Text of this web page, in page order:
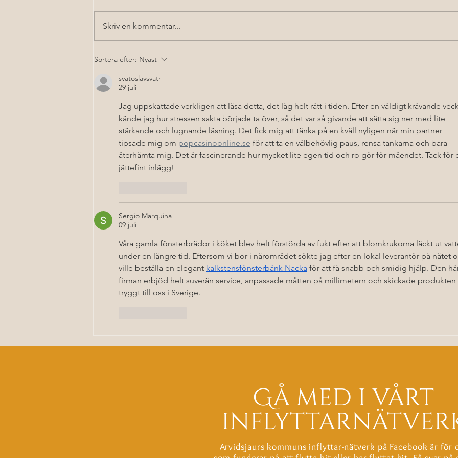
The holiday special
Skriv en kommentar...
Sortera efter: Nyast
svatoslavsvatr
29 juli
Jag uppskattade verkligen att läsa detta, det låg helt rätt i tiden. Efter en väldigt krävande
kände jag hur stressen sakta började ta över, så det var så givande att sätta sig ner med lite
stärkande och lugnande läsning. Det fick mig att tänka på en kväll nyligen när min partner
tipsade mig om popcasinoonline.se för att ta en välbehövlig paus, rensa tankarna och bara
återhämta mig. Det är fascinerande hur mycket lite egen tid och ro gör för måendet. Tack för
jättefint inlägg!
Sergio Marquina
09 juli
Våra gamla fönsterbrädor i köket blev helt förstörda av fukt efter att blomkrukorna läckt ut
under en längre tid. Eftersom vi bor i närområdet sökte jag efter en lokal leverantör på nätet
ville beställa en elegant kalkstensfönsterbänk Nacka för att få snabb och smidig hjälp. Den
firman erbjöd helt suverän service, anpassade måtten på millimetern och skickade produkten
tryggt till oss i Sverige.
Gå med i vårt
Arvidsjaurs kommuns inflyttar-nätverk på Facebook är för